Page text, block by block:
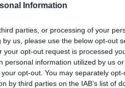
Information
parties, or processing of your
us, please use the below opt-out
opt-out request is processed
personal information utilized by us
opt-out. You may separately
by third parties on the IAB’s list of